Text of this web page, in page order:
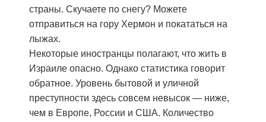
страны. Скучаете по снегу? Можете
отправиться на гору Хермон и покататься на
лыжах.
Некоторые иностранцы полагают, что жить в
Израиле опасно. Однако статистика говорит
обратное. Уровень бытовой и уличной
преступности здесь совсем невысок — ниже,
чем в Европе, России и США. Количество